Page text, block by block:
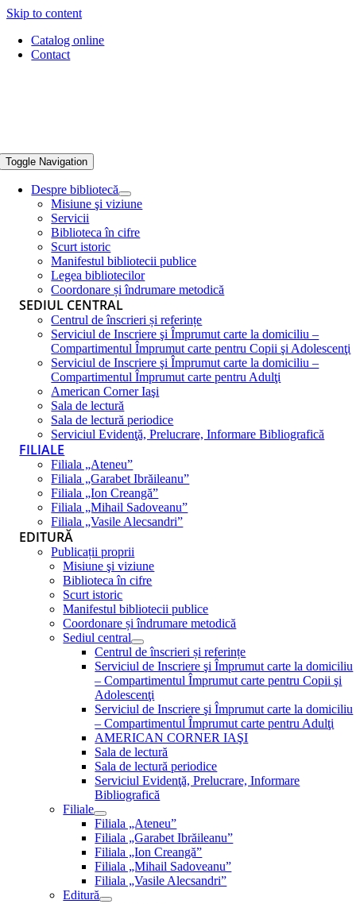
Skip to content
Catalog online
Contact
Toggle Navigation
Despre bibliotecă
Misiune şi viziune
Servicii
Biblioteca în cifre
Scurt istoric
Manifestul bibliotecii publice
Legea bibliotecilor
Coordonare și îndrumare metodică
SEDIUL CENTRAL
Centrul de înscrieri și referințe
Serviciul de Inscriere şi Împrumut carte la domiciliu –
Compartimentul Împrumut carte pentru Copii şi Adolescenţi
Serviciul de Inscriere şi Împrumut carte la domiciliu –
Compartimentul Împrumut carte pentru Adulţi
American Corner Iaşi
Sala de lectură
Sala de lectură periodice
Serviciul Evidenţă, Prelucrare, Informare Bibliografică
FILIALE
Filiala „Ateneu”
Filiala „Garabet Ibrăileanu”
Filiala „Ion Creangă”
Filiala „Mihail Sadoveanu”
Filiala „Vasile Alecsandri”
EDITURĂ
Publicații proprii
Misiune şi viziune
Biblioteca în cifre
Scurt istoric
Manifestul bibliotecii publice
Coordonare și îndrumare metodică
Sediul central
Centrul de înscrieri și referințe
Serviciul de Inscriere şi Împrumut carte la domiciliu
– Compartimentul Împrumut carte pentru Copii şi
Adolescenţi
Serviciul de Inscriere şi Împrumut carte la domiciliu
– Compartimentul Împrumut carte pentru Adulţi
AMERICAN CORNER IAŞI
Sala de lectură
Sala de lectură periodice
Serviciul Evidenţă, Prelucrare, Informare
Bibliografică
Filiale
Filiala „Ateneu”
Filiala „Garabet Ibrăileanu”
Filiala „Ion Creangă”
Filiala „Mihail Sadoveanu”
Filiala „Vasile Alecsandri”
Editură